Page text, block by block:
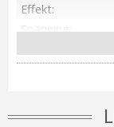
Effekt
Spänning
Material / Färg